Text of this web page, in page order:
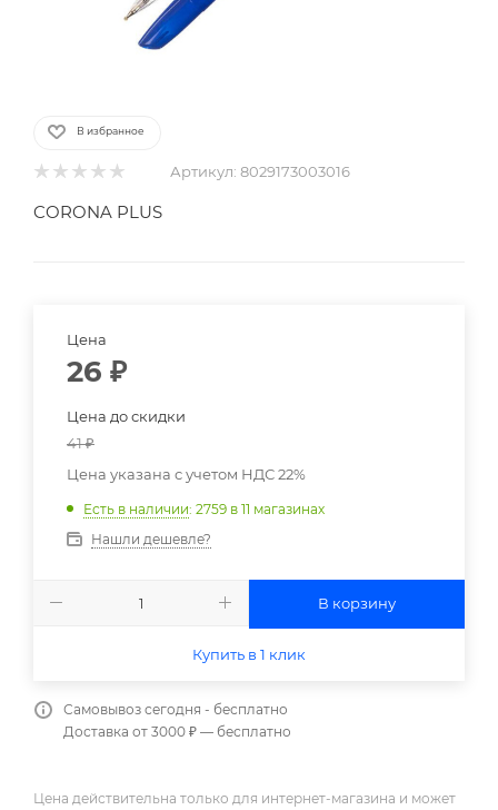
В избранное
Артикул: 8029173003016
CORONA PLUS
Цена
26 ₽
Цена до скидки
41₽
Цена указана с учетом НДС 22%
Есть в наличии: 2759 в 11 магазинах
Нашли дешевле?
В корзину
Купить в 1 клик
Самовывоз сегодня - бесплатно
Доставка от 3000 ₽ — бесплатно
Цена действительна только для интернет-магазина и может